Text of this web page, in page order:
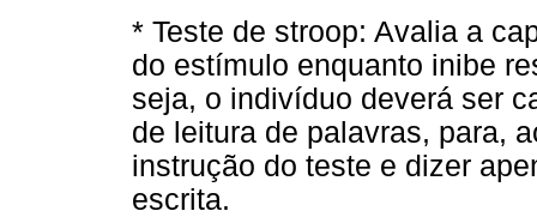
* Teste de stroop: Avalia a
do estímulo enquanto inibe
seja, o indivíduo deverá ser
de leitura de palavras, para,
instrução do teste e dizer
escrita.